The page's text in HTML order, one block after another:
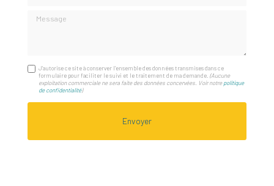
Message
J'autorise ce site à conserver l'ensemble des données transmises dans ce
formulaire pour faciliter le suivi et le traitement de ma demande.(Aucune
exploitation commerciale ne sera faite des données concervées. Voir notrepolitique
de confidentialité)